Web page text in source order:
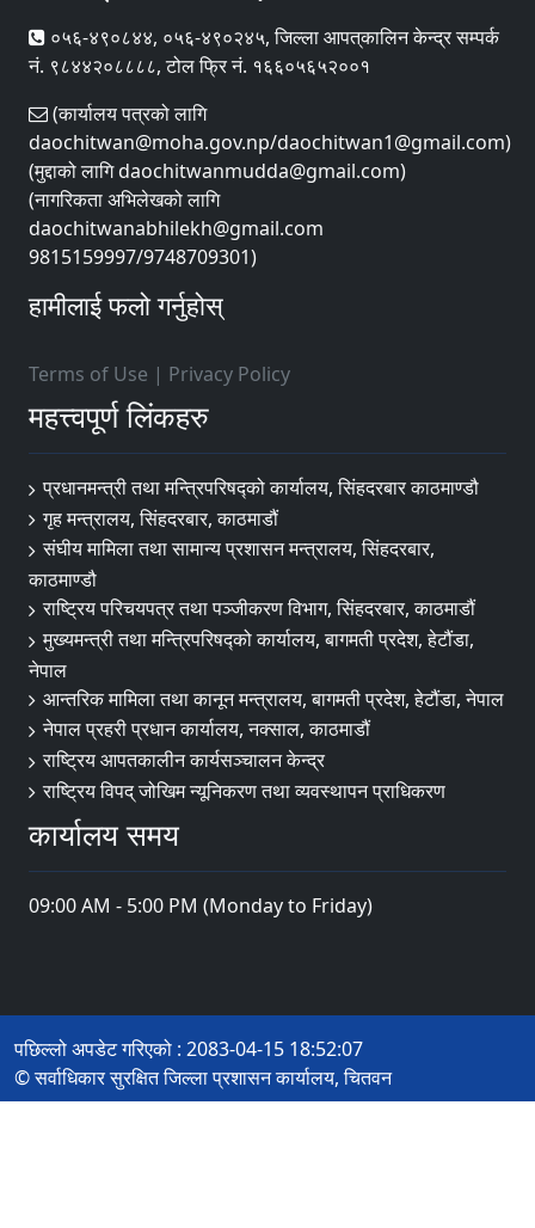
०५६-४९०८४४, ०५६-४९०२४५, जिल्ला आपत्‌कालिन केन्द्र सम्पर्क
नं. ९८४४२०८८८८, टोल फ्रि नं. १६६०५६५२००१
(कार्यालय पत्रको लागि
daochitwan@moha.gov.np/daochitwan1@gmail.com)
(मुद्दाको लागि daochitwanmudda@gmail.com)
(नागरिकता अभिलेखको लागि
daochitwanabhilekh@gmail.com
9815159997/9748709301)
हामीलाई फलो गर्नुहोस्
Terms of Use | Privacy Policy
महत्त्वपूर्ण लिंकहरु
प्रधानमन्त्री तथा मन्त्रिपरिषद्को कार्यालय, सिंहदरबार काठमाण्डौ
गृह मन्त्रालय, सिंहदरबार, काठमाडौं
संघीय मामिला तथा सामान्य प्रशासन मन्त्रालय, सिंहदरबार,
काठमाण्डौ
राष्ट्रिय परिचयपत्र तथा पञ्जीकरण विभाग, सिंहदरबार, काठमाडौं
मुख्यमन्त्री तथा मन्त्रिपरिषद्को कार्यालय, बागमती प्रदेश, हेटौंडा,
नेपाल
आन्तरिक मामिला तथा कानून मन्त्रालय, बागमती प्रदेश, हेटौंडा, नेपाल
नेपाल प्रहरी प्रधान कार्यालय, नक्साल, काठमाडौं
राष्ट्रिय आपतकालीन कार्यसञ्चालन केन्द्र
राष्ट्रिय विपद् जोखिम न्यूनिकरण तथा व्यवस्थापन प्राधिकरण
कार्यालय समय
09:00 AM - 5:00 PM (Monday to Friday)
पछिल्लो अपडेट गरिएको : 2083-04-15 18:52:07
© सर्वाधिकार सुरक्षित जिल्ला प्रशासन कार्यालय, चितवन